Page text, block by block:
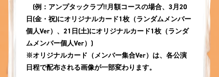
(例：アンプタックラブ!!月額コースの場合、3月20
日(金・祝)にオリジナルカード1枚（ランダムメンバー
個人Ver）、21日(土)にオリジナルカード1枚（ランダ
ムメンバー個人Ver）)
※オリジナルカード（メンバー集合Ver）は、各公演
日程で配布される画像が一部変わります。